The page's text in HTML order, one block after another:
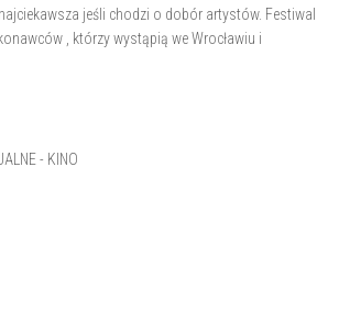
jeśli chodzi o dobór artystów. Festiwal
, którzy wystąpią we Wrocławiu i
- KINO